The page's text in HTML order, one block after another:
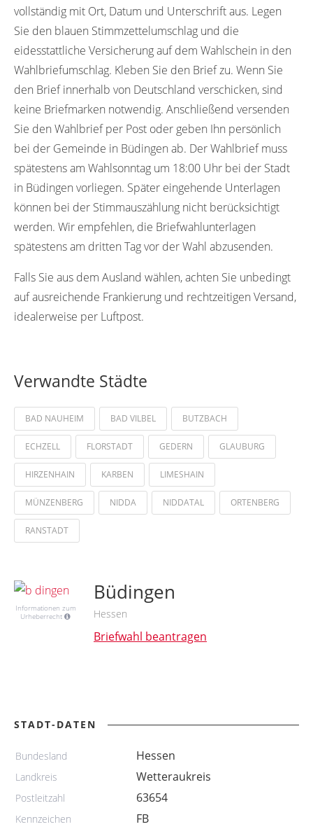
vollständig mit Ort, Datum und Unterschrift aus. Legen
Sie den blauen Stimmzettelumschlag und die
eidesstattliche Versicherung auf dem Wahlschein in den
Wahlbriefumschlag. Kleben Sie den Brief zu. Wenn Sie
den Brief innerhalb von Deutschland verschicken, sind
keine Briefmarken notwendig. Anschließend versenden
Sie den Wahlbrief per Post oder geben Ihn persönlich
bei der Gemeinde in Büdingen ab. Der Wahlbrief muss
spätestens am Wahlsonntag um 18:00 Uhr bei der Stadt
in Büdingen vorliegen. Später eingehende Unterlagen
können bei der Stimmauszählung nicht berücksichtigt
werden. Wir empfehlen, die Briefwahlunterlagen
spätestens am dritten Tag vor der Wahl abzusenden.
Falls Sie aus dem Ausland wählen, achten Sie unbedingt
auf ausreichende Frankierung und rechtzeitigen Versand,
idealerweise per Luftpost.
Verwandte Städte
BAD NAUHEIM BAD VILBEL BUTZBACH
ECHZELL FLORSTADT GEDERN GLAUBURG
HIRZENHAIN KARBEN LIMESHAIN
MÜNZENBERG NIDDA NIDDATAL ORTENBERG
RANSTADT
Informationen zum
Urheberrecht
Büdingen
Hessen
Briefwahl beantragen
STADT-DATEN
Bundesland Hessen
Landkreis Wetteraukreis
Postleitzahl 63654
Kennzeichen FB